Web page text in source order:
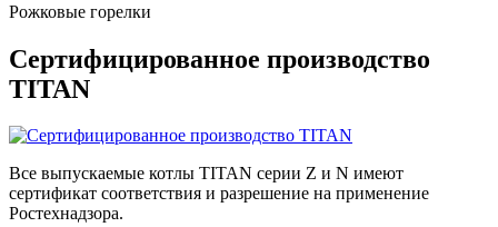
Рожковые горелки
Сертифицированное производство
TITAN
Все выпускаемые котлы TITAN серии Z и N имеют
сертификат соответствия и разрешение на применение
Ростехнадзора.